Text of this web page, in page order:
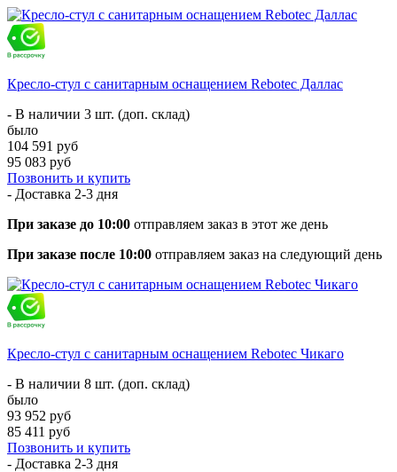
Кресло-стул с санитарным оснащением Rebotec Даллас
- В наличии 3 шт. (доп. склад)
было
104 591 руб
95 083 руб
Позвонить и купить
- Доставка 2-3 дня
При заказе до 10:00 отправляем заказ в этот же день
При заказе после 10:00 отправляем заказ на следующий день
Кресло-стул с санитарным оснащением Rebotec Чикаго
- В наличии 8 шт. (доп. склад)
было
93 952 руб
85 411 руб
Позвонить и купить
- Доставка 2-3 дня